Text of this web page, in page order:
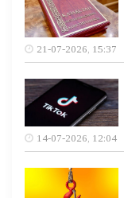
21-07-2026, 15:37
14-07-2026, 12:04